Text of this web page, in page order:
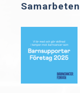
Samarbeten